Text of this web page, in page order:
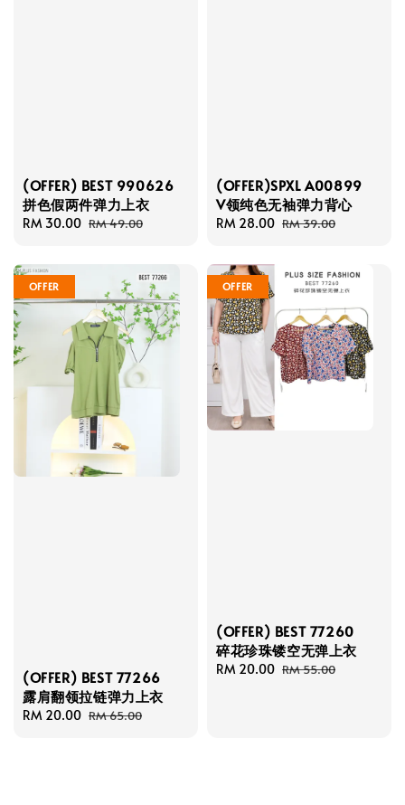
(OFFER) BEST 990626
拼色假两件弹力上衣
Sale
RM 30.00 Regular
RM 49.00
(OFFER)SPXL A00899
V领纯色无袖弹力背心
Sale
RM 28.00 Regular
RM 39.00
OFFER
(OFFER) BEST 77266
露肩翻领拉链弹力上衣
Sale
RM 20.00 Regular
RM 65.00
OFFER
(OFFER) BEST 77260
碎花珍珠镂空无弹上衣
Sale
RM 20.00 Regular
RM 55.00